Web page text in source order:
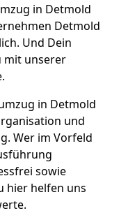
in Detmold
Detmold
Und Dein
mit unserer
in Detmold
und
Wer im Vorfeld
sowie
hier helfen uns